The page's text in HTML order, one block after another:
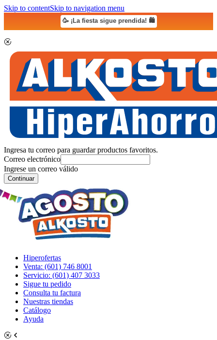
Skip to contentSkip to navigation menu
🥳 ¡La fiesta sigue prendida! 🛍️
Ingresa tu correo para guardar productos favoritos.
Correo electrónico
Ingrese un correo válido
Continuar
Hiperofertas
Venta: (601) 746 8001
Servicio: (601) 407 3033
Sigue tu pedido
Consulta tu factura
Nuestras tiendas
Catálogo
Ayuda